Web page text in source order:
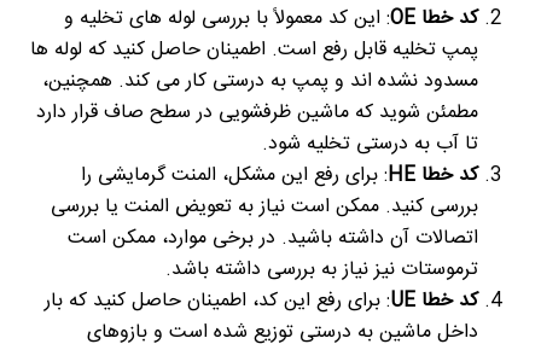
کد خطا OE
: این کد معمولاً با بررسی لوله های تخلیه و
پمپ تخلیه قابل رفع است. اطمینان حاصل کنید که لوله ها
مسدود نشده اند و پمپ به درستی کار می کند. همچنین،
مطمئن شوید که ماشین ظرفشویی در سطح صاف قرار دارد
تا آب به درستی تخلیه شود.
کد خطا HE
: برای رفع این مشکل، المنت گرمایشی را
بررسی کنید. ممکن است نیاز به تعویض المنت یا بررسی
اتصالات آن داشته باشید. در برخی موارد، ممکن است
ترموستات نیز نیاز به بررسی داشته باشد.
کد خطا UE
: برای رفع این کد، اطمینان حاصل کنید که بار
داخل ماشین به درستی توزیع شده است و بازوهای